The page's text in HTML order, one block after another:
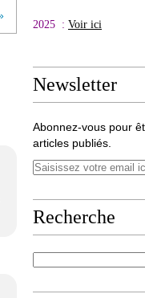
2025 : Voir ici
Newsletter
Abonnez-vous pour
articles publiés.
Recherche